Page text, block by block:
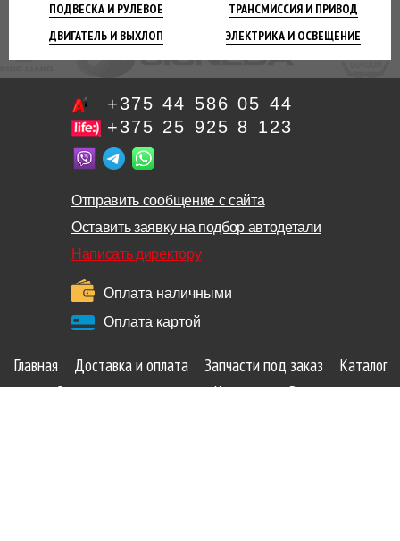
ПОДВЕСКА И РУЛЕВОЕ ТРАНСМИССИЯ И ПРИВОД
ДВИГАТЕЛЬ И ВЫХЛОП ЭЛЕКТРИКА И ОСВЕЩЕНИЕ
+375 44 586 05 44
+375 25 925 8 123
Отправить сообщение с сайта
Оставить заявку на подбор автодетали
Написать директору
Оплата наличными
Оплата картой
Главная Доставка и оплата Запчасти под заказ
Каталог
Сопутствующие товары
Контакты
Вакансии